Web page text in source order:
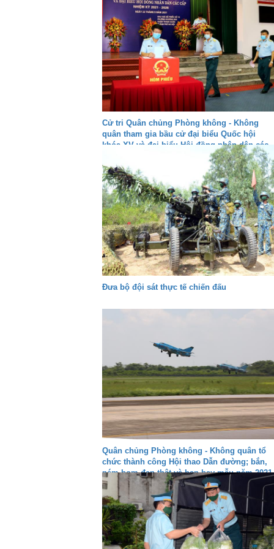
Cử tri Quân chủng Phòng không - Không
quân tham gia bầu cử đại biểu Quốc hội
khóa XV và đại biểu Hội đồng nhân dân các
Đưa bộ đội sát thực tế chiến đấu
Quân chủng Phòng không - Không quân tổ
chức thành công Hội thao Dẫn đường; bắn,
ném bom đạn thật và ban bay mẫu năm 2021